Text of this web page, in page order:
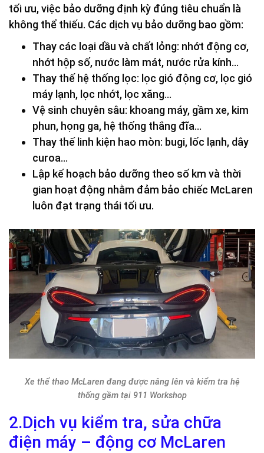
tối ưu, việc bảo dưỡng định kỳ đúng tiêu chuẩn là
không thể thiếu. Các dịch vụ bảo dưỡng bao gồm:
Thay các loại dầu và chất lỏng: nhớt động cơ,
nhớt hộp số, nước làm mát, nước rửa kính…
Thay thế hệ thống lọc: lọc gió động cơ, lọc gió
máy lạnh, lọc nhớt, lọc xăng…
Vệ sinh chuyên sâu: khoang máy, gầm xe, kim
phun, họng ga, hệ thống thắng đĩa…
Thay thế linh kiện hao mòn: bugi, lốc lạnh, dây
curoa…
Lập kế hoạch bảo dưỡng theo số km và thời
gian hoạt động nhằm đảm bảo chiếc McLaren
luôn đạt trạng thái tối ưu.
Xe thể thao McLaren đang được nâng lên và kiểm tra hệ
thống gầm tại 911 Workshop
2.Dịch vụ kiểm tra, sửa chữa
điện máy – động cơ McLaren